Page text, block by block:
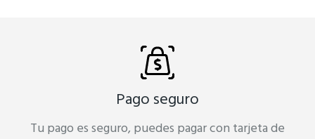
Pago seguro
Tu pago es seguro, puedes pagar con tarjeta de